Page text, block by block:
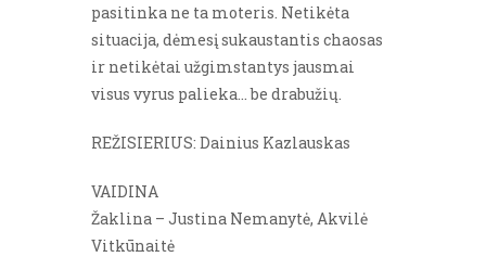
pasitinka ne ta moteris. Netikėta
situacija, dėmesį sukaustantis chaosas
ir netikėtai užgimstantys jausmai
visus vyrus palieka… be drabužių.
REŽISIERIUS: Dainius Kazlauskas
VAIDINA
Žaklina – Justina Nemanytė, Akvilė
Vitkūnaitė